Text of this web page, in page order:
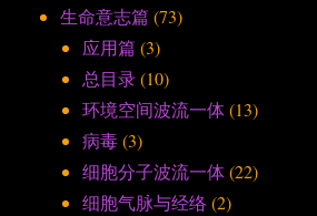
生命意志篇 (73)
应用篇 (3)
总目录(10)
环境空间波流一体(13)
病毒(3)
细胞分子波流一体(22)
细胞气脉与经络 (2)